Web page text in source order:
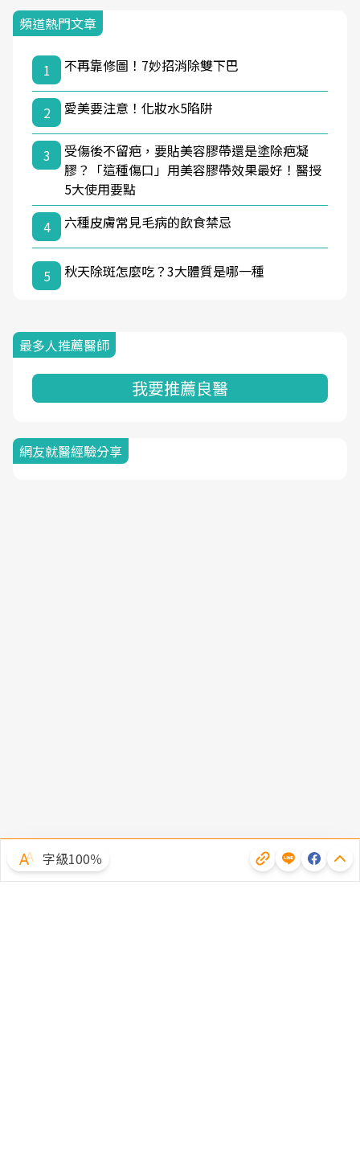
頻道熱門文章
1 不再靠修圖！7妙招消除雙下巴
2 愛美要注意！化妝水5陷阱
3
受傷後不留疤，要貼美容膠帶還是塗除疤凝
膠？「這種傷口」用美容膠帶效果最好！醫授
5大使用要點
4
六種皮膚常見毛病的飲食禁忌
5 秋天除斑怎麼吃？3大體質是哪一種
最多人推薦醫師
我要推薦良醫
網友就醫經驗分享
字級100％